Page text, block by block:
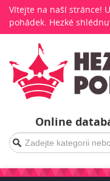
Vítejte na naší stránce!
pohádek. Hezké
Online